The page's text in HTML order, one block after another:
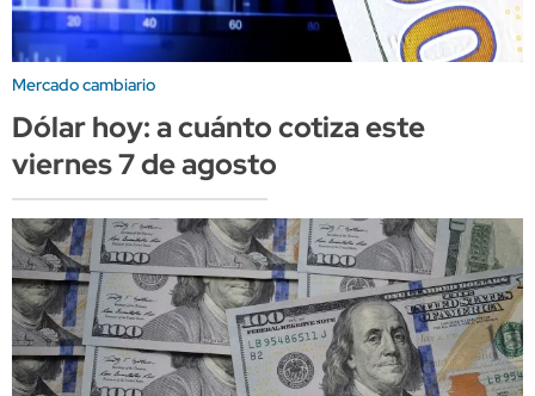
Mercado cambiario
Dólar hoy: a cuánto cotiza este
viernes 7 de agosto